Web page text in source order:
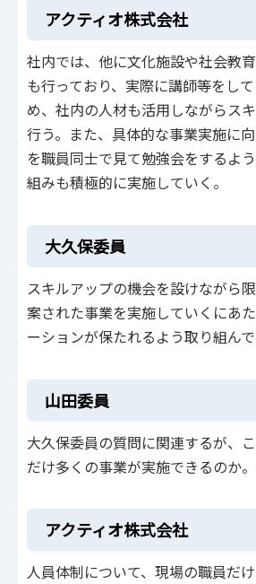
アクティオ株式会社
社内では、他に文化施設や社会教
も行っており、実際に講師等をし
め、社内の人材も活用しながらス
行う。また、具体的な事業実施に
を職員同士で見て勉強会をするよ
組みも積極的に実施していく。
大久保委員
スキルアップの機会を設けながら
案された事業を実施していくにあ
ーションが保たれるよう取り組んで
山田委員
大久保委員の質問に関連するが、
だけ多くの事業が実施できるのか。
アクティオ株式会社
人員体制について、現場の職員だ